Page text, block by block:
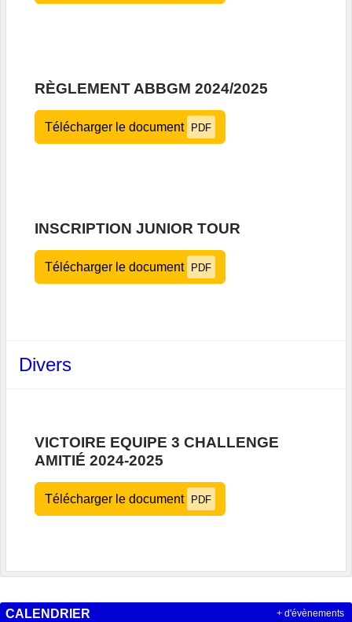
RÈGLEMENT ABBGM 2024/2025
Télécharger le document PDF
INSCRIPTION JUNIOR TOUR
Télécharger le document PDF
Divers
VICTOIRE EQUIPE 3 CHALLENGE
AMITIÉ 2024-2025
Télécharger le document PDF
CALENDRIER + d'évènements